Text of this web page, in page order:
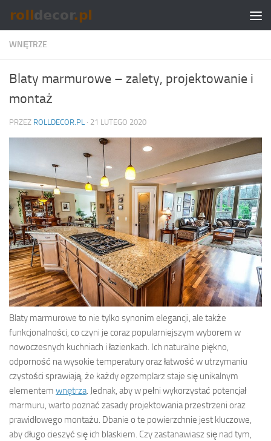
Skip to content
WNĘTRZE
Blaty marmurowe – zalety, projektowanie i
montaż
PRZEZ ROLLDECOR.PL · 21 LUTEGO 2020
Blaty marmurowe to nie tylko synonim elegancji, ale także
funkcjonalności, co czyni je coraz popularniejszym wyborem w
nowoczesnych kuchniach i łazienkach. Ich naturalne piękno,
odporność na wysokie temperatury oraz łatwość w utrzymaniu
czystości sprawiają, że każdy egzemplarz staje się unikalnym
elementem wnętrza. Jednak, aby w pełni wykorzystać potencjał
marmuru, warto poznać zasady projektowania przestrzeni oraz
prawidłowego montażu. Dbanie o te powierzchnie jest kluczowe,
aby długo cieszyć się ich blaskiem. Czy zastanawiasz się nad tym,